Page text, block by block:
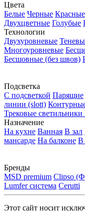
Цвета
Белые Черные Красные
Двухцветные Голубые
Технологии
Двухуровневые
Многоуровневые
Бесшовные (без швов)
Подсветка
С подсветкой Парящие
линии (slott)
Трековые светильники
Назначение
На кухне Ванная В зал
мансарде На балконе В
Бренды
MSD premium Clipso
Lumfer система Cerutti
Этот сайт носит